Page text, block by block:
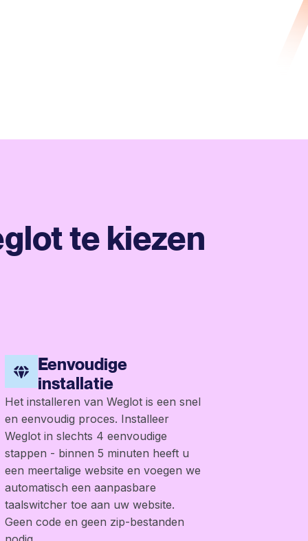
te kiezen
Eenvoudige
installatie
Het installeren van Weglot is een snel
en eenvoudig proces. Installeer
Weglot in slechts 4 eenvoudige
stappen - binnen 5 minuten heeft u
een meertalige website en voegen we
automatisch een aanpasbare
taalswitcher toe aan uw website.
Geen code en geen zip-bestanden